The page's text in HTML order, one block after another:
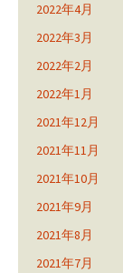
2022年4月
2022年3月
2022年2月
2022年1月
2021年12月
2021年11月
2021年10月
2021年9月
2021年8月
2021年7月